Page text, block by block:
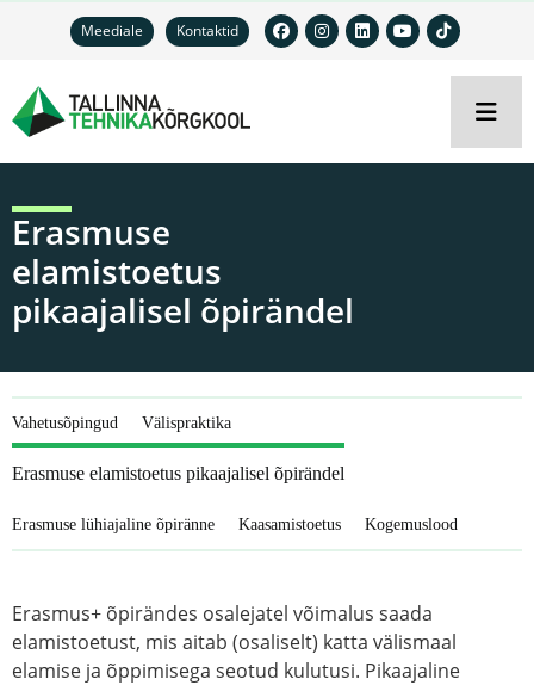
Meediale Kontaktid
Erasmuse
elamistoetus
pikaajalisel õpirändel
Vahetusõpingud Välispraktika
Erasmuse elamistoetus pikaajalisel õpirändel
Erasmuse lühiajaline õpiränne Kaasamistoetus Kogemuslood
Erasmus+ õpirändes osalejatel võimalus saada
elamistoetust, mis aitab (osaliselt) katta välismaal
elamise ja õppimisega seotud kulutusi. Pikaajaline